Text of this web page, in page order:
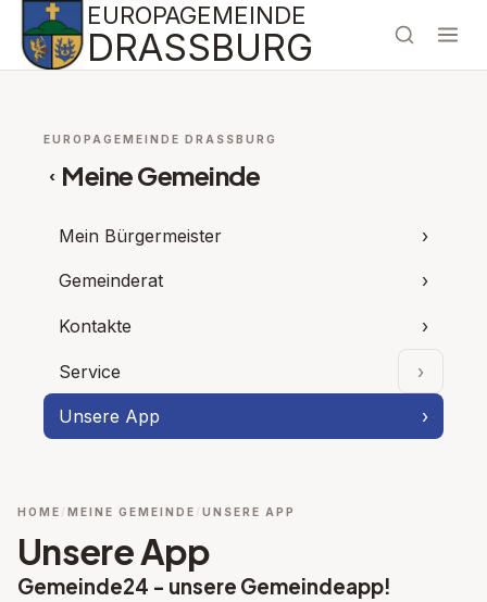
EUROPAGEMEINDE
DRASSBURG
EUROPAGEMEINDE DRASSBURG
‹ Meine Gemeinde
Mein Bürgermeister ›
Gemeinderat ›
Kontakte ›
Service ›
Unsere App
›
HOME MEINE GEMEINDE UNSERE APP
Unsere App
Gemeinde24 - unsere Gemeindeapp!